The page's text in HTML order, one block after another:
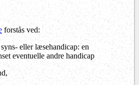
forstås ved:
eller læsehandicap: en
eventuelle andre handicap